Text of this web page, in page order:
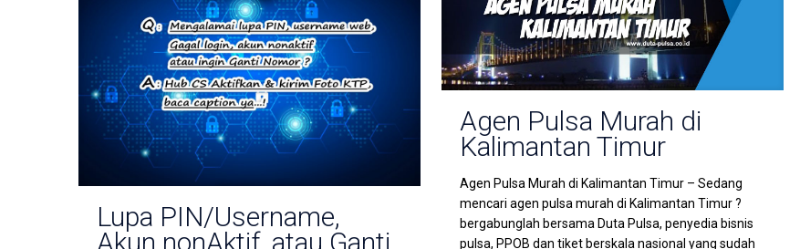
Lupa PIN/Username,
Akun nonAktif, atau Ganti
Agen Pulsa Murah di
Kalimantan Timur
Agen Pulsa Murah di Kalimantan Timur – Sedang
mencari agen pulsa murah di Kalimantan Timur ?
bergabunglah bersama Duta Pulsa, penyedia bisnis
pulsa, PPOB dan tiket berskala nasional yang sudah